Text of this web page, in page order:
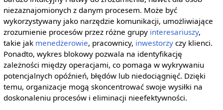
niezaznajomionych z danym procesem. Może być
wykorzystywany jako narzędzie komunikacji, umożliwiające
zrozumienie procesów przez różne grupy interesariuszy,
takie jak menedżerowie, pracownicy, inwestorzyczy klienci.
Ponadto, wykres blokowy pozwala na identyfikację
zależności między operacjami, co pomaga w wykrywaniu
potencjalnych opóźnień, błędów lub niedociągnięć. Dzięki
temu, organizacje mogą skoncentrować swoje wysiłki na
doskonaleniu procesów i eliminacji nieefektywności.